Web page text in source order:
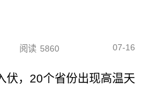
阅读 5860 07-16
伏，20个省份出现高温天